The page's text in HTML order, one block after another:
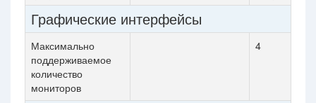
Графические интерфейсы
Максимально
поддерживаемое
количество
мониторов
4